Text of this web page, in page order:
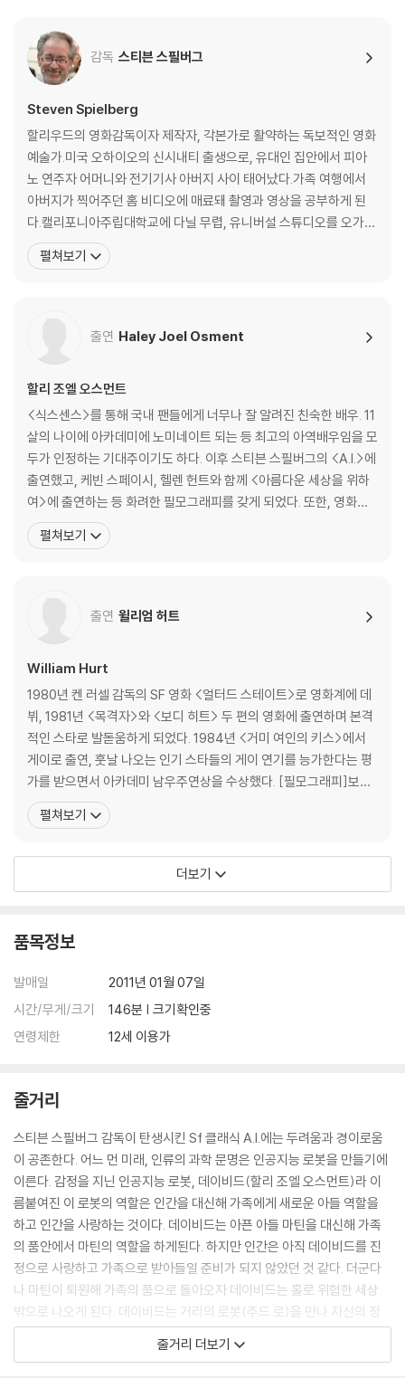
& Animation:Ilm-An Overview By Dennis Muren (05:08) - Spec
ial Visual Effects & Animation: Ilm-The Robots (03:21) - Speci
al Visual Effects & Animation: Ilm-The Miniatures (07:16) - Sp
ecial Visual Effects & Animation: Ilm-The New York City Seque
nce: Shot Progression (02:40) - Special Visual Effects & Anim
ation: Ilm-Animating A.I. (08:03) - Sound And Music-Sound De
sign (06:45) - Sound And Music-The Music (05:48) - Closing:
Steven Spielberg: Our Responsibility To Artificial Intelligence
(02:30) - Ec Trailers: 트레일러 모음. - Vintage Featurettes: 스토
ye(Menued Gallery) - Storyboard Sequences-David'S Leap(M
Portfolio-Flesh Fair (Menued Gallery) - Chris Baker'S Portfolio
-Rouge City And Dr. Know - Chris Baker'S Portfolio-Theme Pa
rk Village (Menued Gallery) - Chris Baker'S Portfolio-Excavati
on And Robots - Chris Baker'S Portfolio-David Sees His Mom
Again - Production Design Portfolio-The Swinton'S Home - Pr
oduction Design Portfolio-Flesh Fair (Menued Gallery) - Produ
ction Design Portfolio: Cryogenic - Production Design Portfoli
o-The Amphibicopter - Production Design Portfolio-Cybertro
nic - Production Design Portfolio-Theme Park Village - Produ
ction Design Portfolio-Ships Of The Future - Production Desig
m Portfolio-New York (Menued Gallery) - Ilm Portfolio-Them
e Park Village Drawings' - Ilm Portfolio-Underwater Sequence
- Ilm Portfolio-Excavation - Portrait Gallery Photographs By D
avid James - Steven Spielberg:Behind-The-Scenes Photogra
phs By David Jame - Production Design Portfolio: Rouge City
감독 스티븐 스필버그
Steven Spielberg
할리우드의 영화감독이자 제작자, 각본가로 활약하는 독보적인 영화
예술가.미국 오하이오의 신시내티 출생으로, 유대인 집안에서 피아
노 연주자 어머니와 전기기사 아버지 사이 태어났다.가족 여행에서
아버지가 찍어주던 홈 비디오에 매료돼 촬영과 영상을 공부하게 된
다.캘리포니아주립대학교에 다닐 무렵, 유니버설 스튜디오를 오가며
감독, 편집 기사, 음향 담당자 등을 만난다.그가 찍은 35밀리 단편영
화 <앰블린>이 유니버설 제작부 사장 시드 샤인버그의 눈에 들어 19
펼쳐보기
출연 Haley Joel Osment
할리 조엘 오스먼트
<식스센스>를 통해 국내 팬들에게 너무나 잘 알려진 친숙한 배우. 11
살의 나이에 아카데미에 노미네이트 되는 등 최고의 아역배우임을 모
두가 인정하는 기대주이기도 하다. 이후 스티븐 스필버그의 <A.I.>에
출연했고, 케빈 스페이시, 헬렌 헌트와 함께 <아름다운 세상을 위하
여>에 출연하는 등 화려한 필모그래피를 갖게 되었다. 또한, 영화뿐
만 아니라, 디즈니 사의 애니메이션 <노틀담의 곱추 2>, <정글북 2>
에서 목소리 연기를 선보이기도 했다. [필모그래피]아름다운 세상을
펼쳐보기
출연 윌리엄 허트
William Hurt
1980년 켄 러셀 감독의 SF 영화 <얼터드 스테이트>로 영화계에 데
뷔, 1981년 <목격자>와 <보디 히트> 두 편의 영화에 출연하며 본격
적인 스타로 발돋움하게 되었다. 1984년 <거미 여인의 키스>에서
게이로 출연, 훗날 나오는 인기 스타들의 게이 연기를 능가한다는 평
가를 받으면서 아카데미 남우주연상을 수상했다. [필모그래피]보디
히트(1981)|주연배우 작은 신의 아이들(1986)|주연배우 브로드캐
스트 뉴스(1987)|주연배우 데스티니 (1988)(1988)|주연배우 이
펼쳐보기
더보기
품목정보
발매일
2011년 01월 07일
시간/무게/크기
146분 | 크기확인중
연령제한
12세 이용가
줄거리
스티븐 스필버그 감독이 탄생시킨 Sf 클래식 A.I.에는 두려움과 경이로움
이 공존한다. 어느 먼 미래, 인류의 과학 문명은 인공지능 로봇을 만들기에
이른다. 감정을 지닌 인공지능 로봇, 데이비드(할리 조엘 오스먼트)라 이
름붙여진 이 로봇의 역할은 인간을 대신해 가족에게 새로운 아들 역할을
하고 인간을 사랑하는 것이다. 데이비드는 아픈 아들 마틴을 대신해 가족
의 품안에서 마틴의 역할을 하게된다. 하지만 인간은 아직 데이비드를 진
정으로 사랑하고 가족으로 받아들일 준비가 되지 않았던 것 같다. 더군다
나 마틴이 퇴원해 가족의 품으로 돌아오자 데이비드는 홀로 위험한 세상
밖으로 나오게 된다. 데이비드는 거리의 로봇(주드 로)을 만나 자신의 정
체성에 대한 비밀을 찾아 나서게 되고, 충격적인 사실을 마주하게 되는
줄거리 더보기